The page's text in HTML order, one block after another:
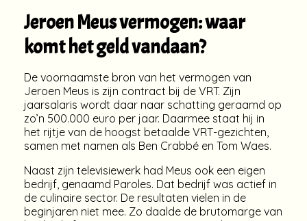
Jeroen Meus vermogen: waar
komt het geld vandaan?
De voornaamste bron van het vermogen van
Jeroen Meus is zijn contract bij de VRT. Zijn
jaarsalaris wordt daar naar schatting geraamd op
zo’n 500.000 euro per jaar. Daarmee staat hij in
het rijtje van de hoogst betaalde VRT-gezichten,
samen met namen als Ben Crabbé en Tom Waes.
Naast zijn televisiewerk had Meus ook een eigen
bedrijf, genaamd Paroles. Dat bedrijf was actief in
de culinaire sector. De resultaten vielen in de
beginjaren niet mee. Zo daalde de brutomarge van